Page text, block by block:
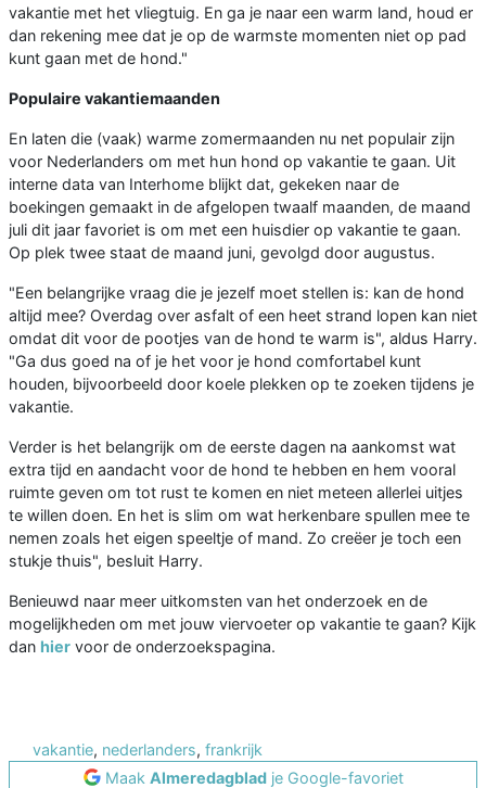
vakantie met het vliegtuig. En ga je naar een warm land, houd er
dan rekening mee dat je op de warmste momenten niet op pad
kunt gaan met de hond."
Populaire vakantiemaanden
En laten die (vaak) warme zomermaanden nu net populair zijn
voor Nederlanders om met hun hond op vakantie te gaan. Uit
interne data van Interhome blijkt dat, gekeken naar de
boekingen gemaakt in de afgelopen twaalf maanden, de maand
juli dit jaar favoriet is om met een huisdier op vakantie te gaan.
Op plek twee staat de maand juni, gevolgd door augustus.
"Een belangrijke vraag die je jezelf moet stellen is: kan de hond
altijd mee? Overdag over asfalt of een heet strand lopen kan niet
omdat dit voor de pootjes van de hond te warm is", aldus Harry.
"Ga dus goed na of je het voor je hond comfortabel kunt
houden, bijvoorbeeld door koele plekken op te zoeken tijdens je
vakantie.
Verder is het belangrijk om de eerste dagen na aankomst wat
extra tijd en aandacht voor de hond te hebben en hem vooral
ruimte geven om tot rust te komen en niet meteen allerlei uitjes
te willen doen. En het is slim om wat herkenbare spullen mee te
nemen zoals het eigen speeltje of mand. Zo creëer je toch een
stukje thuis", besluit Harry.
Benieuwd naar meer uitkomsten van het onderzoek en de
mogelijkheden om met jouw viervoeter op vakantie te gaan? Kijk
dan hier voor de onderzoekspagina.
vakantie, nederlanders, frankrijk
Maak Almeredagbladje Google-favoriet